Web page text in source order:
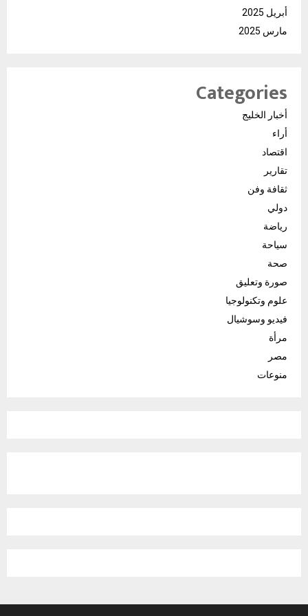
أبريل 2025
مارس 2025
Categories
أخبار الخليج
أراء
اقتصاد
تقارير
ثقافة وفن
دولي
رياضة
سياحة
صحة
صورة وتعليق
علوم وتكنولوجيا
فيديو وسوشيال
مرأة
مصر
منوعات